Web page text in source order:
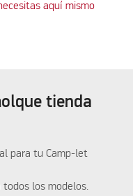
aquí mismo
tienda
para tu Camp-let
todos los modelos.